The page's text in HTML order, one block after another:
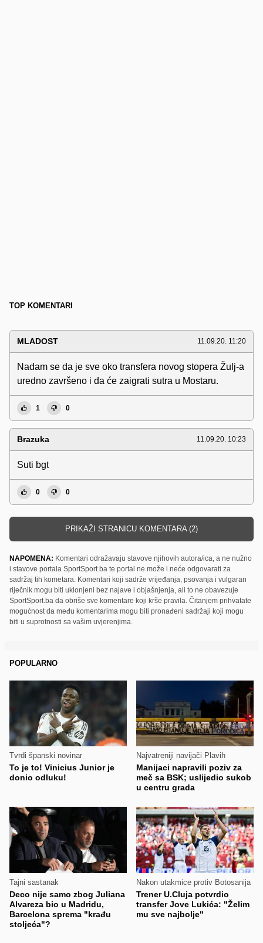
TOP KOMENTARI
MLADOST 11.09.20. 11:20
Nadam se da je sve oko transfera novog stopera Žulj-a
uredno završeno i da će zaigrati sutra u Mostaru.
1 0
Brazuka 11.09.20. 10:23
Suti bgt
0 0
PRIKAŽI STRANICU KOMENTARA (2)
NAPOMENA: Komentari odražavaju stavove njihovih autora/ica, a ne nužno
i stavove portala SportSport.ba te portal ne može i neće odgovarati za
sadržaj tih kometara. Komentari koji sadrže vrijeđanja, psovanja i vulgaran
riječnik mogu biti uklonjeni bez najave i objašnjenja, ali to ne obavezuje
SportSport.ba da obriše sve komentare koji krše pravila. Čitanjem prihvatate
mogućnost da među komentarima mogu biti pronađeni sadržaji koji mogu
biti u suprotnosti sa vašim uvjerenjima.
POPULARNO
Tvrdi španski novinar
To je to! Vinicius Junior je
donio odluku!
Najvatreniji navijači Plavih
Manijaci napravili poziv za
meč sa BSK; uslijedio sukob
u centru grada
Tajni sastanak
Deco nije samo zbog Juliana
Alvareza bio u Madridu,
Barcelona sprema "krađu
stoljeća"?
Nakon utakmice protiv Botosanija
Trener U.Cluja potvrdio
transfer Jove Lukića: "Želim
mu sve najbolje"